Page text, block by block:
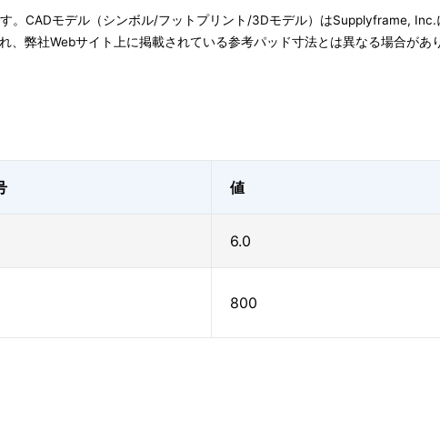
。CADモデル（シンボル/フットプリント/3Dモデル）はSupplyframe, Inc.
、弊社Webサイト上に掲載されている参考パッド寸法とは異なる場合があ
値
6.0
800